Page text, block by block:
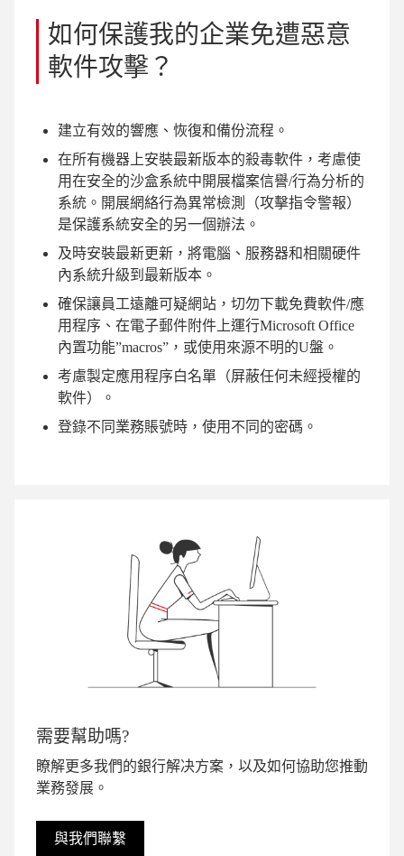
如何保護我的企業免遭惡意
軟件攻擊？
建立有效的響應、恢復和備份流程。
在所有機器上安裝最新版本的殺毒軟件，考慮使
用在安全的沙盒系統中開展檔案信譽/行為分析的
系統。開展網絡行為異常檢測（攻擊指令警報）
是保護系統安全的另一個辦法。
及時安裝最新更新，將電腦、服務器和相關硬件
內系統升級到最新版本。
確保讓員工遠離可疑網站，切勿下載免費軟件/應
用程序、在電子郵件附件上運行Microsoft Office
內置功能”macros”，或使用來源不明的U盤。
考慮製定應用程序白名單（屏蔽任何未經授權的
軟件）。
登錄不同業務賬號時，使用不同的密碼。
需要幫助嗎?
瞭解更多我們的銀行解决方案，以及如何協助您推動
業務發展。
與我們聯繫